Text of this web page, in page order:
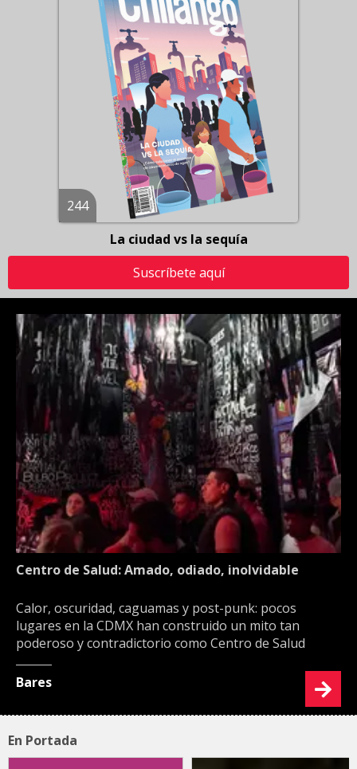
244
La ciudad vs la sequía
Suscríbete aquí
Centro de Salud: Amado, odiado, inolvidable
Calor, oscuridad, caguamas y post-punk: pocos
lugares en la CDMX han construido un mito tan
poderoso y contradictorio como Centro de Salud
Bares
En Portada